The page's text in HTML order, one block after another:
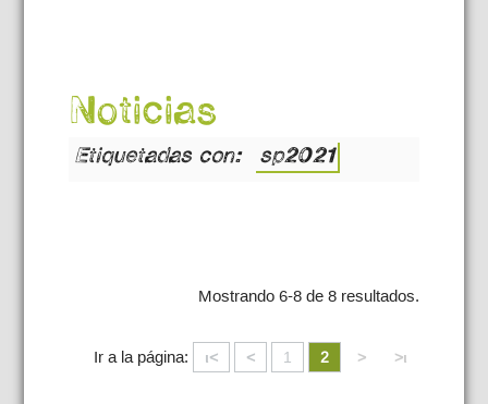
Noticias
Etiquetadas con: sp2021
Mostrando 6-8 de 8 resultados.
Ir a la página: ι< < 1 2 > >ι